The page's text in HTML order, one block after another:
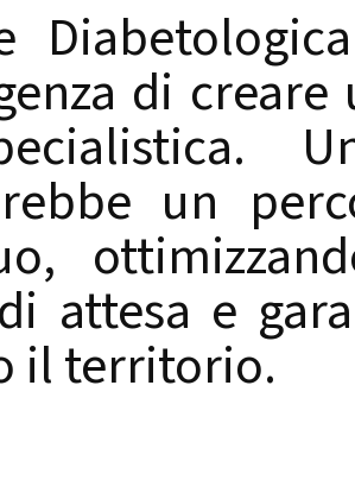
di
un
attesa e
il territorio.